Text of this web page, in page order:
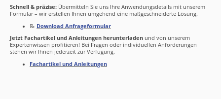
Schnell & präzise: Übermitteln Sie uns Ihre Anwendungsdetails mit unserem
Formular – wir erstellen Ihnen umgehend eine maßgeschneiderte Lösung.
📝 Download Anfrageformular
Jetzt Fachartikel und Anleitungen herunterladen und von unserem
Expertenwissen profitieren! Bei Fragen oder individuellen Anforderungen
stehen wir Ihnen jederzeit zur Verfügung.
Fachartikel und Anleitungen